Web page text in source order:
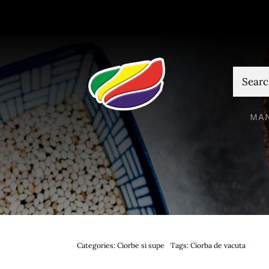
Categories:Ciorbe si supe Tags:Ciorba de vacuta